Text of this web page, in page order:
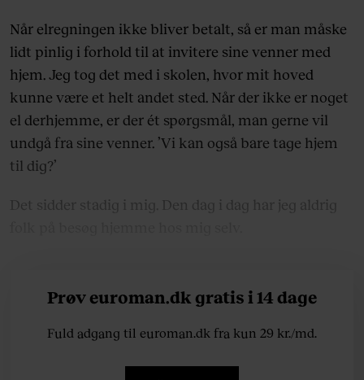
Når elregningen ikke bliver betalt, så er man måske
lidt pinlig i forhold til at invitere sine venner med
hjem. Jeg tog det med i skolen, hvor mit hoved
kunne være et helt andet sted. Når der ikke er noget
el derhjemme, er der ét spørgsmål, man gerne vil
undgå fra sine venner. ’Vi kan også bare tage hjem
til dig?’
Det sidder stadig i mig. Den dag i dag har jeg aldrig
Prøv euroman.dk gratis i 14 dage
Fuld adgang til euroman.dk fra kun 29 kr./md.